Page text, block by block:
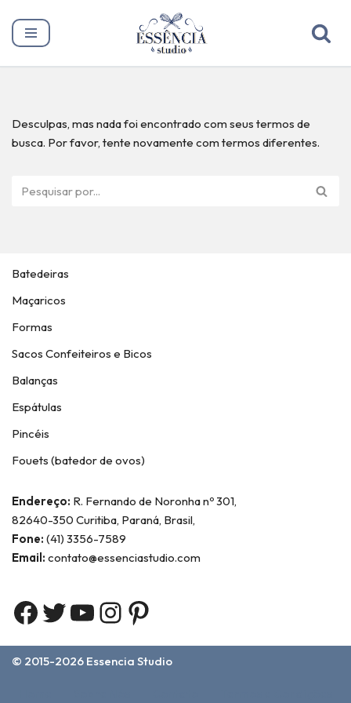
Pular
Desculpas, mas nada foi encontrado com seus termos de
busca. Por favor, tente novamente com termos diferentes.
Batedeiras
Maçaricos
Formas
Sacos Confeiteiros e Bicos
Balanças
Espátulas
Pincéis
Fouets (batedor de ovos)
Endereço: R. Fernando de Noronha nº 301,
82640-350 Curitiba, Paraná, Brasil,
Fone: (41) 3356-7589
Email: contato@essenciastudio.com
© 2015-2026 Essencia Studio